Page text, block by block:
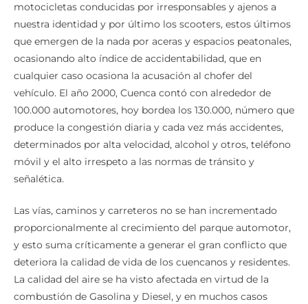
motocicletas conducidas por irresponsables y ajenos a
nuestra identidad y por último los scooters, estos últimos
que emergen de la nada por aceras y espacios peatonales,
ocasionando alto índice de accidentabilidad, que en
cualquier caso ocasiona la acusación al chofer del
vehículo. El año 2000, Cuenca contó con alrededor de
100.000 automotores, hoy bordea los 130.000, número que
produce la congestión diaria y cada vez más accidentes,
determinados por alta velocidad, alcohol y otros, teléfono
móvil y el alto irrespeto a las normas de tránsito y
señalética.
Las vías, caminos y carreteros no se han incrementado
proporcionalmente al crecimiento del parque automotor,
y esto suma críticamente a generar el gran conflicto que
deteriora la calidad de vida de los cuencanos y residentes.
La calidad del aire se ha visto afectada en virtud de la
combustión de Gasolina y Diesel, y en muchos casos